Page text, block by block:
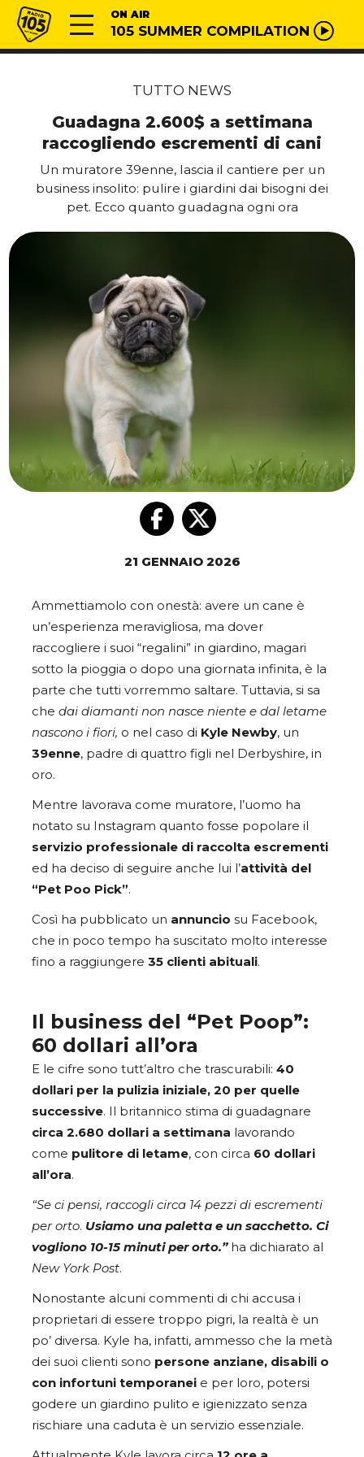
Vai al contenuto
Radio 105 ON AIR
105 SUMMER COMPILATION
TUTTO NEWS
Guadagna 2.600$ a settimana
raccogliendo escrementi di cani
Un muratore 39enne, lascia il cantiere per un
business insolito: pulire i giardini dai bisogni dei
pet. Ecco quanto guadagna ogni ora
21 GENNAIO 2026
Ammettiamolo con onestà: avere un cane è
un’esperienza meravigliosa, ma dover
raccogliere i suoi “regalini” in giardino, magari
sotto la pioggia o dopo una giornata infinita, è la
parte che tutti vorremmo saltare. Tuttavia, si sa
che dai diamanti non nasce niente e dal letame
nascono i fiori, o nel caso di Kyle Newby, un
39enne, padre di quattro figli nel Derbyshire, in
oro.
Mentre lavorava come muratore, l’uomo ha
notato su Instagram quanto fosse popolare il
servizio professionale di raccolta escrementi
ed ha deciso di seguire anche lui l’attività del
“Pet Poo Pick”.
Così ha pubblicato un annuncio su Facebook,
che in poco tempo ha suscitato molto interesse
fino a raggiungere 35 clienti abituali.
Il business del “Pet Poop”:
60 dollari all’ora
E le cifre sono tutt’altro che trascurabili: 40
dollari per la pulizia iniziale, 20 per quelle
successive. Il britannico stima di guadagnare
circa 2.680 dollari a settimana lavorando
come pulitore di letame, con circa 60 dollari
all’ora.
“Se ci pensi, raccogli circa 14 pezzi di escrementi
per orto. Usiamo una paletta e un sacchetto. Ci
vogliono 10-15 minuti per orto.” ha dichiarato al
New York Post.
Nonostante alcuni commenti di chi accusa i
proprietari di essere troppo pigri, la realtà è un
po’ diversa. Kyle ha, infatti, ammesso che la metà
dei suoi clienti sono persone anziane, disabili o
con infortuni temporanei e per loro, potersi
godere un giardino pulito e igienizzato senza
rischiare una caduta è un servizio essenziale.